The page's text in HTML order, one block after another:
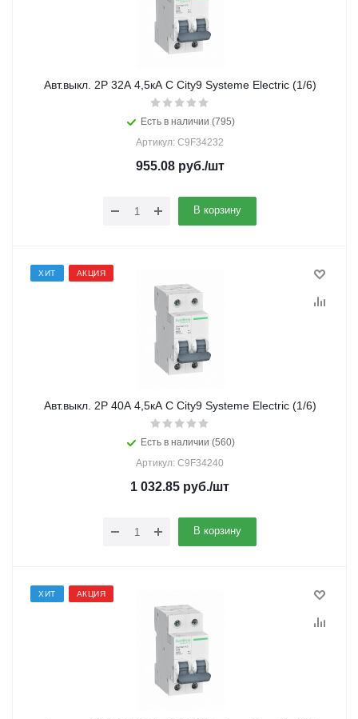
Авт.выкл. 2Р 32А 4,5кА С City9 Systeme Electric (1/6)
Есть в наличии (795)
Артикул: C9F34232
955.08руб./шт
В корзину
ХИТ АКЦИЯ
Авт.выкл. 2Р 40А 4,5кА С City9 Systeme Electric (1/6)
Есть в наличии (560)
Артикул: C9F34240
1 032.85 руб./шт
В корзину
ХИТ АКЦИЯ